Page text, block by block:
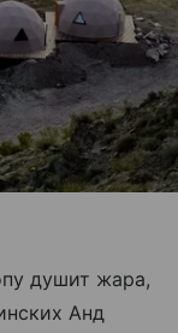
душит жара,
Анд